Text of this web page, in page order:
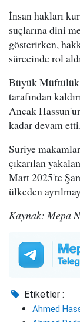
İnsan hakları
suçlarına dini
gösterirken,
sürecinde rol
Büyük Müftülük
tarafından
Ancak
kadar devam etti.
Suriye
çıkarılan
Mart 2025'te
ülkeden
Kaynak: Mepa
Etiketler :
Ahmed